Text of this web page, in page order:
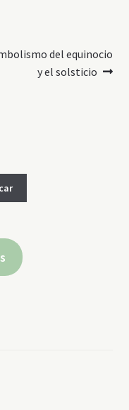
del equinocio
y el solsticio